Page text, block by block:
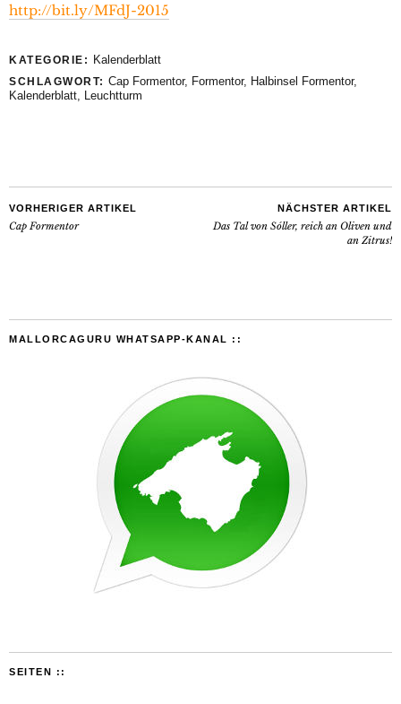
http://bit.ly/MFdJ-2015
KATEGORIE: Kalenderblatt
SCHLAGWORT: Cap Formentor, Formentor, Halbinsel Formentor,
Kalenderblatt, Leuchtturm
VORHERIGER ARTIKEL
Cap Formentor
NÄCHSTER ARTIKEL
Das Tal von Sóller, reich an Oliven und
an Zitrus!
MALLORCAGURU WHATSAPP-KANAL ::
SEITEN ::